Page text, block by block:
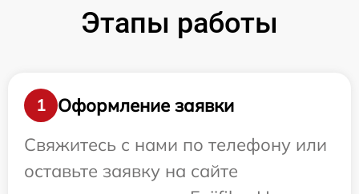
Этапы работы
1
Оформление заявки
Свяжитесь с нами по телефону или
оставьте заявку на сайте